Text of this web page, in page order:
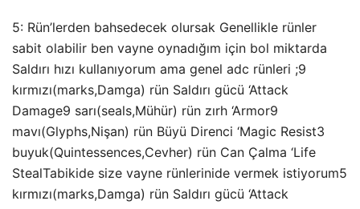
5: Rün’lerden bahsedecek olursak Genellikle rünler
sabit olabilir ben vayne oynadığım için bol miktarda
Saldırı hızı kullanıyorum ama genel adc rünleri ;9
kırmızı(marks,Damga) rün Saldırı gücü ‘Attack
Damage9 sarı(seals,Mühür) rün zırh ‘Armor9
mavı(Glyphs,Nişan) rün Büyü Direnci ‘Magic Resist3
buyuk(Quintessences,Cevher) rün Can Çalma ‘Life
StealTabikide size vayne rünlerinide vermek istiyorum5
kırmızı(marks,Damga) rün Saldırı gücü ‘Attack